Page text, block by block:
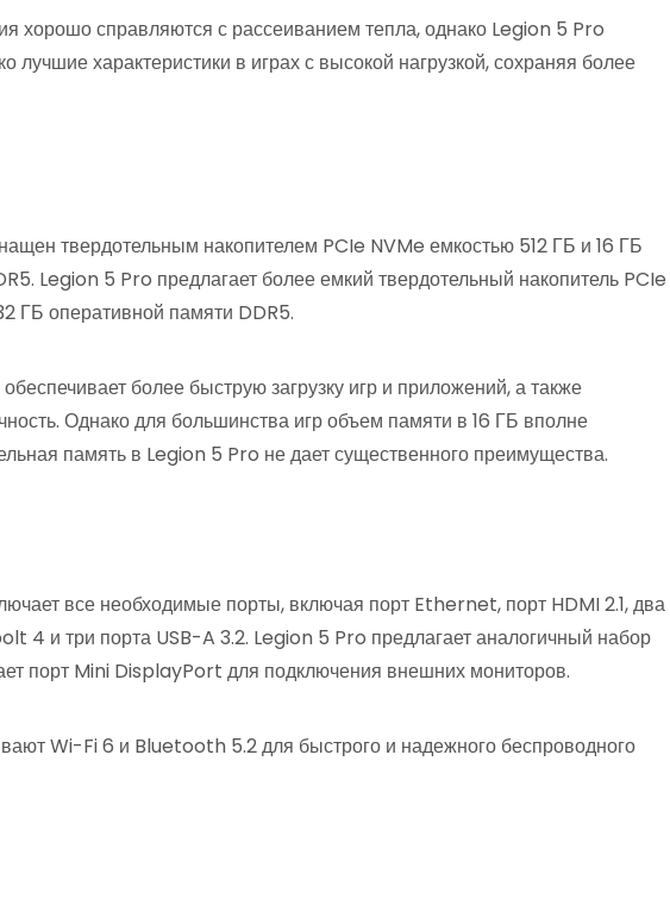
хорошо справляются с рассеиванием тепла, однако Legion 5 Pro
лучшие характеристики в играх с высокой нагрузкой, сохраняя более
твердотельным накопителем PCIe NVMe емкостью 512 ГБ и 16 ГБ
Legion 5 Pro предлагает более емкий твердотельный накопитель PCIe
ГБ оперативной памяти DDR5.
более быструю загрузку игр и приложений, а также
Однако для большинства игр объем памяти в 16 ГБ вполне
память в Legion 5 Pro не дает существенного преимущества.
все необходимые порты, включая порт Ethernet, порт HDMI 2.1, два
4 и три порта USB-A 3.2. Legion 5 Pro предлагает аналогичный набор
порт Mini DisplayPort для подключения внешних мониторов.
Wi-Fi 6 и Bluetooth 5.2 для быстрого и надежного беспроводного